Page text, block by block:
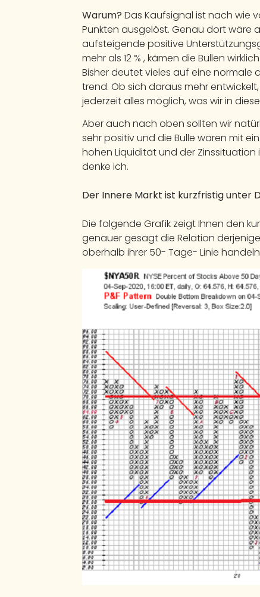
Warum? Das Kaufsignal ist nach wie
Punkten ausgelöst. Genau dort wäre
aufsteigende positive
mehr als 12 % , kämen die Bullen
Bisher deutet vieles auf eine
trend. Ob sich daraus mehr
jederzeit alles möglich, was wir in
Aber auch nach oben sollten wir
sehr positiv und die Bulle wären mit
hohen Liquidität und der
denke ich.
Der Innere Markt ist kurzfristig unter
Die folgende Grafik zeigt Ihnen den
genauer gesagt die Relation
oberhalb ihrer 50- Tage- Linie